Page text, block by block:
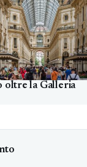
oltre la Galleria